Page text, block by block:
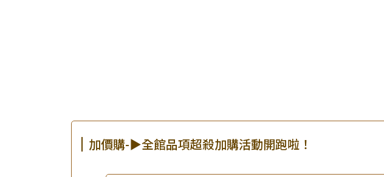
加價購-▶全館品項超殺加購活動開跑啦！